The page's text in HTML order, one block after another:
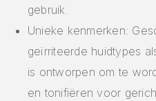
gebruik.
Unieke kenmerken:
geïrriteerde huidtypes
is ontworpen om te
en tonifiëren voor